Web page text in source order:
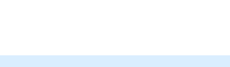
什麽了，也不再做什麽了，從此約伯就不再受撒但的